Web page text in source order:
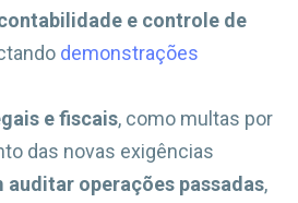
e controle de
demonstrações
e fiscais, como multas por
das novas exigências
auditar operações passadas,